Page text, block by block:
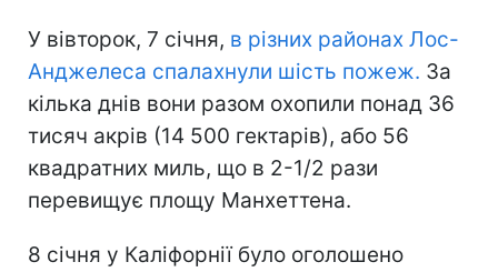
У вівторок, 7 січня, в різних районах Лос-
Анджелеса спалахнули шість пожеж. За
кілька днів вони разом охопили понад 36
тисяч акрів (14 500 гектарів), або 56
квадратних миль, що в 2-1/2 рази
перевищує площу Манхеттена.
8 січня у Каліфорнії було оголошено